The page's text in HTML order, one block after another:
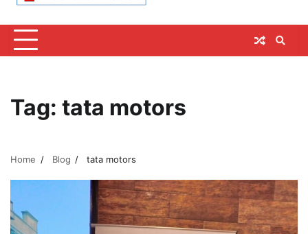
Tag: tata motors
Home Blog tata motors